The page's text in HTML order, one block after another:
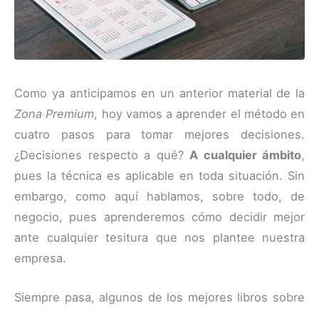
Como ya anticipamos en un anterior material de la
Zona Premium, hoy vamos a aprender el método en
cuatro pasos para tomar mejores decisiones.
¿Decisiones respecto a qué? A cualquier ámbito,
pues la técnica es aplicable en toda situación. Sin
embargo, como aquí hablamos, sobre todo, de
negocio, pues aprenderemos cómo decidir mejor
ante cualquier tesitura que nos plantee nuestra
empresa.
Siempre pasa, algunos de los mejores libros sobre